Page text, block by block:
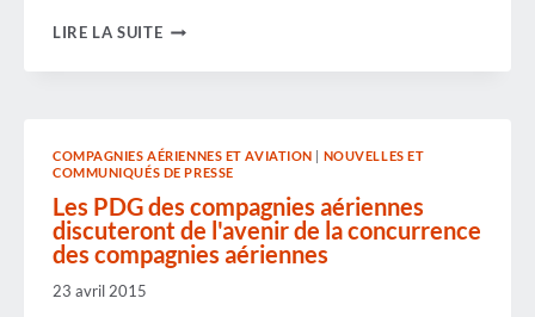
LIRE LA SUITELA
HAUT
EN
BAS »
DE
LA
PERTURBATION
COMPAGNIES AÉRIENNES ET AVIATION | NOUVELLES ET
COMMUNIQUÉS DE PRESSE
Les PDG des compagnies aériennes
discuteront de l'avenir de la concurrence
des compagnies aériennes
23 avril 2015